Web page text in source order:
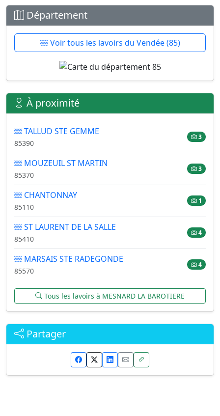
Département
Voir tous les lavoirs du Vendée (85)
À proximité
TALLUD STE GEMME
85390
3
MOUZEUIL ST MARTIN
85370
3
CHANTONNAY
85110
1
ST LAURENT DE LA SALLE
85410
4
MARSAIS STE RADEGONDE
85570
4
Tous les lavoirs à MESNARD LA BAROTIERE
Partager